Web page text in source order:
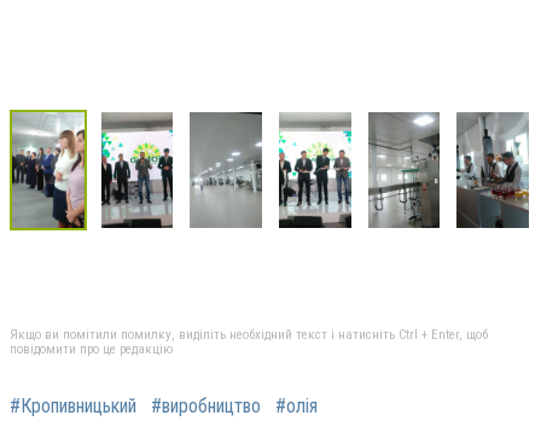
Якщо ви помітили помилку, виділіть необхідний текст і натисніть Ctrl + Enter, щоб
повідомити про це редакцію
#Кропивницький #виробництво #олія